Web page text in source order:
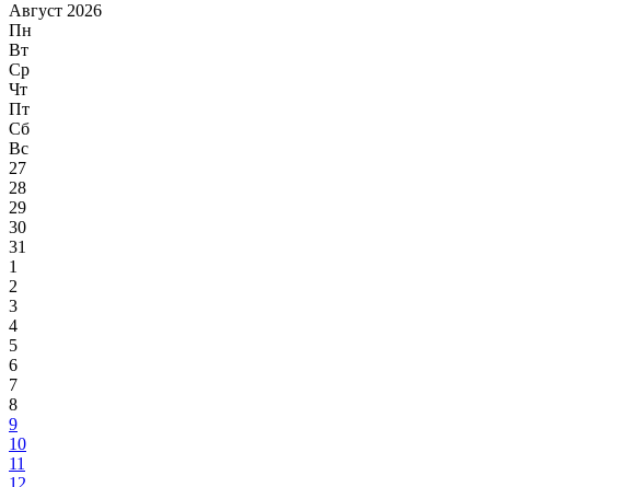
Август 2026
Пн
Вт
Ср
Чт
Пт
Сб
Вс
27
28
29
30
31
1
2
3
4
5
6
7
8
9
10
11